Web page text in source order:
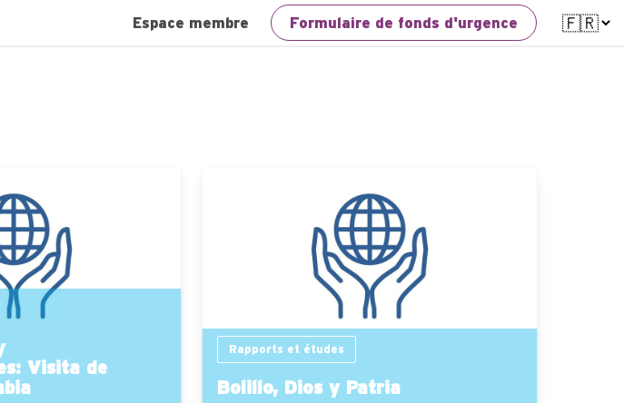
Espace membre Formulaire de fonds d'urgence
Visita de
Rapports et études
Bolillo, Dios y Patria